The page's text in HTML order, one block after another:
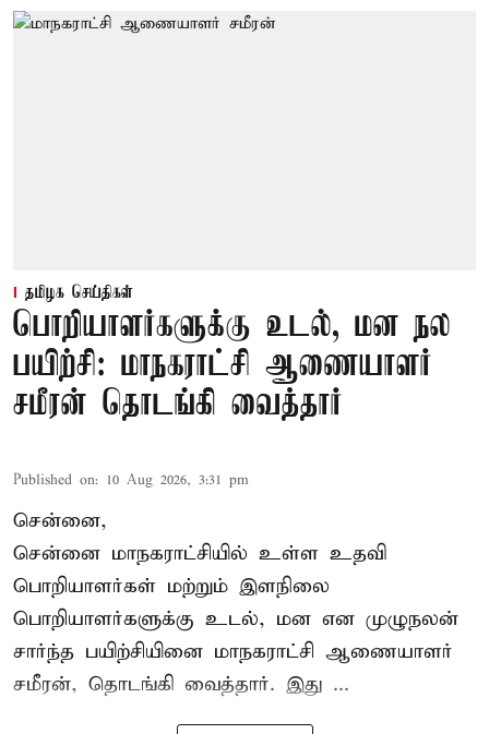
தமிழக செய்திகள்
பொறியாளர்களுக்கு உடல், மன நல
பயிற்சி: மாநகராட்சி ஆணையாளர்
சமீரன் தொடங்கி வைத்தார்
Published on: 10 Aug 2026, 3:31 pm
சென்னை,
சென்னை மாநகராட்சியில் உள்ள உதவி
பொறியாளர்கள் மற்றும் இளநிலை
பொறியாளர்களுக்கு உடல், மன என முழுநலன்
சார்ந்த பயிற்சியினை மாநகராட்சி ஆணையாளர்
சமீரன், தொடங்கி வைத்தார். இது ...